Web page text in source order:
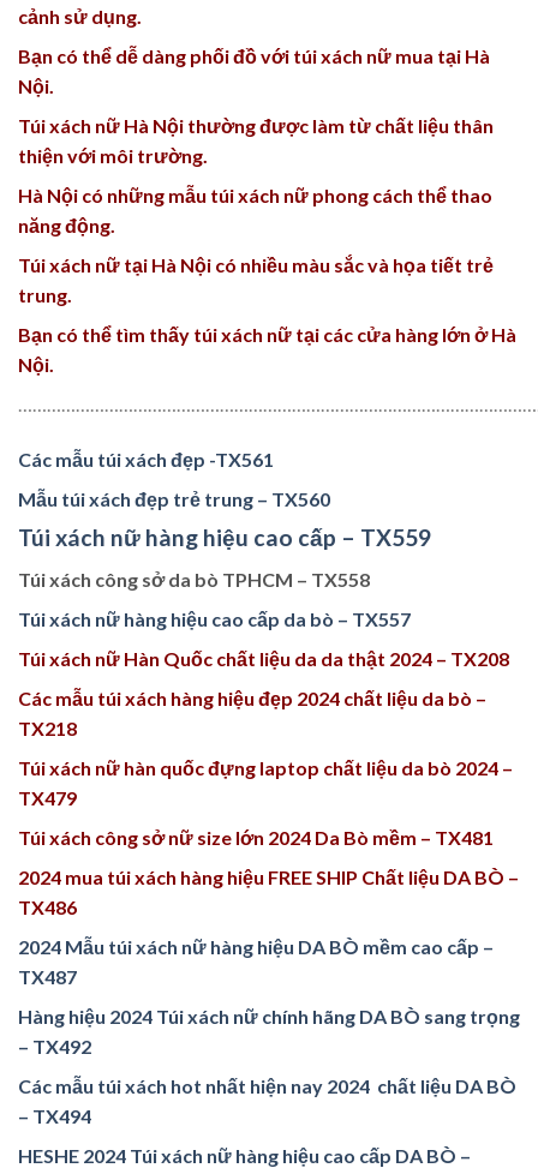
cảnh sử dụng.
Bạn có thể dễ dàng phối đồ với túi xách nữ mua tại Hà
Nội.
Túi xách nữ Hà Nội thường được làm từ chất liệu thân
thiện với môi trường.
Hà Nội có những mẫu túi xách nữ phong cách thể thao
năng động.
Túi xách nữ tại Hà Nội có nhiều màu sắc và họa tiết trẻ
trung.
Bạn có thể tìm thấy túi xách nữ tại các cửa hàng lớn ở Hà
Nội.
Các mẫu túi xách đẹp -TX561
Mẫu túi xách đẹp trẻ trung – TX560
Túi xách nữ hàng hiệu cao cấp – TX559
Túi xách công sở da bò TPHCM – TX558
Túi xách nữ hàng hiệu cao cấp da bò – TX557
Túi xách nữ Hàn Quốc chất liệu da da thật 2024 – TX208
Các mẫu túi xách hàng hiệu đẹp 2024 chất liệu da bò –
TX218
Túi xách nữ hàn quốc đựng laptop chất liệu da bò 2024 –
TX479
Túi xách công sở nữ size lớn 2024 Da Bò mềm – TX481
2024 mua túi xách hàng hiệu FREE SHIP Chất liệu DA BÒ –
TX486
2024 Mẫu túi xách nữ hàng hiệu DA BÒ mềm cao cấp –
TX487
Hàng hiệu 2024 Túi xách nữ chính hãng DA BÒ sang trọng
– TX492
Các mẫu túi xách hot nhất hiện nay 2024 chất liệu DA BÒ
– TX494
HESHE 2024 Túi xách nữ hàng hiệu cao cấp DA BÒ –